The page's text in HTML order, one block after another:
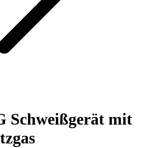
Schweißgerät mit